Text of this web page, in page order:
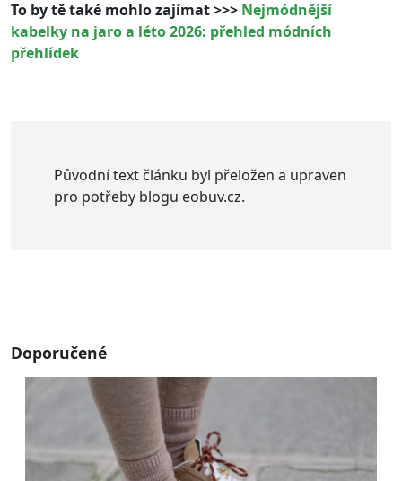
To by tě také mohlo zajímat >>> Nejmódnější
kabelky na jaro a léto 2026: přehled módních
přehlídek
Původní text článku byl přeložen a upraven
pro potřeby blogu eobuv.cz.
Doporučené